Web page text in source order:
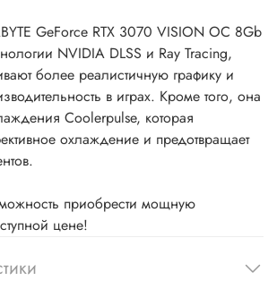
GeForce RTX 3070 VISION OC 8Gb
NVIDIA DLSS и Ray Tracing,
более реалистичную графику и
в играх. Кроме того, она
Coolerpulse, которая
охлаждение и предотвращает
приобрести мощную
цене!